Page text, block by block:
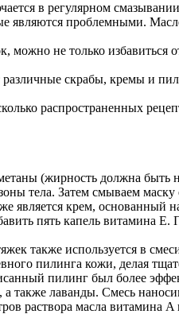
в регулярном
являются проблемными.
можно не только избавиться
различные скрабы, кремы и
распространенных
(жирность должна быть
тела. Затем смываем
является крем, основанный
пять капель витамина
также используется в
пилинга кожи, делая
пилинг был более
также лаванды. Смесь
раствора масла витамина